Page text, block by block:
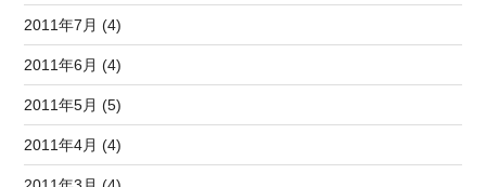
2011年7月 (4)
2011年6月 (4)
2011年5月 (5)
2011年4月 (4)